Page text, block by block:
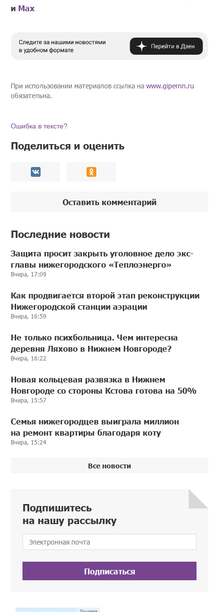
и Mах
При использовании материалов ссылка наwww.gipernn.ru
обязательна.
Ошибка в тексте?
Поделиться и оценить
Оставить комментарий
Последние новости
Защита просит закрыть уголовное дело экс-
главы нижегородского «Теплоэнерго»
Вчера, 17:09
Как продвигается второй этап реконструкции
Нижегородской станции аэрации
Вчера, 16:59
Не только психбольница. Чем интересна
деревня Ляхово в Нижнем Новгороде?
Вчера, 16:22
Новая кольцевая развязка в Нижнем
Новгороде со стороны Кстова готова на 50%
Вчера, 15:57
Семья нижегородцев выиграла миллион
на ремонт квартиры благодаря коту
Вчера, 15:24
Все новости
Подпишитесь
на нашу рассылку
Подписаться